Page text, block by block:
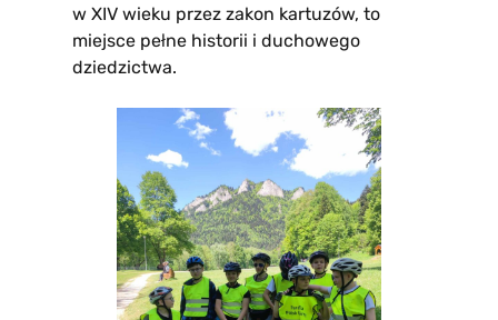
w XIV wieku przez zakon kartuzów, to
miejsce pełne historii i duchowego
dziedzictwa.